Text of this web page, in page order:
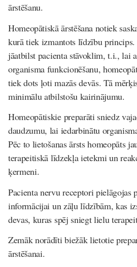
ārstēšanu.
Homeopātiskā ārstēšana notiek
kurā tiek izmantots līdzību
jāatbilst pacienta stāvoklim, t.i., lai
organisma funkcionēšanu,
tiek dots ļoti mazās devās. Tā
minimālu atbilstošu kairinājumu.
Homeopātiskie preparāti sniedz
daudzumu, lai iedarbinātu
Pēc to lietošanas ārsts homeopāts
terapeitiskā līdzekļa ietekmi un
ķermeni.
Pacienta nervu receptori pielāgojas
informācijai un zāļu līdzībām, kas
devas, kuras spēj sniegt lielu
Zemāk norādīti biežāk lietotie
ārstēšanai.